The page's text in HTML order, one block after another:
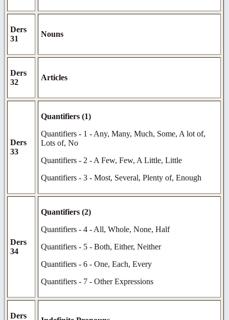
Ders
31
Nouns
Ders
32
Articles
Ders
33
Quantifiers (1)
Quantifiers - 1 - Any, Many, Much, Some, A lot of,
Lots of, No
Quantifiers - 2 - A Few, Few, A Little, Little
Quantifiers - 3 - Most, Several, Plenty of, Enough
Ders
34
Quantifiers (2)
Quantifiers - 4 - All, Whole, None, Half
Quantifiers - 5 - Both, Either, Neither
Quantifiers - 6 - One, Each, Every
Quantifiers - 7 - Other Expressions
Ders